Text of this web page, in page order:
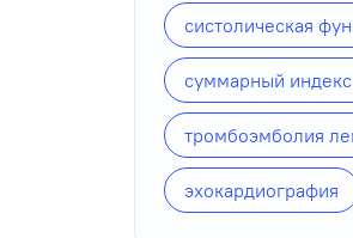
систолическая
суммарный
тромбоэмболия
эхокардиография